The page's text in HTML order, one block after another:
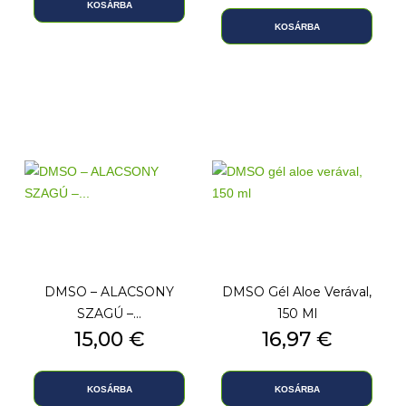
KOSÁRBA
KOSÁRBA
DMSO – ALACSONY
SZAGÚ –...
Ár
15,00 €
KOSÁRBA
DMSO Gél Aloe Verával,
150 Ml
Ár
16,97 €
KOSÁRBA